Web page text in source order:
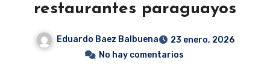
restaurantes paraguayos
Eduardo Baez Balbuena
23 enero, 2026
No hay comentarios